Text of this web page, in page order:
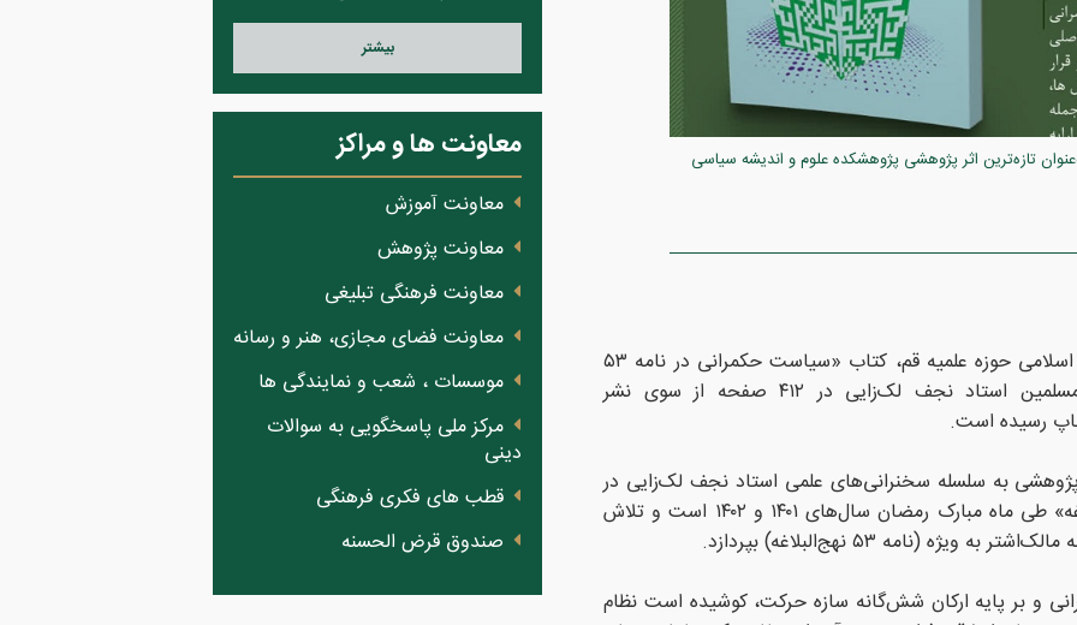
نامه ۵۳ نهج‌البلاغه» به‌عنوان تازه‌ترین اثر پژوهشی پژوهشکده علوم و اندیشه سیاسی
به گزارش روابط عمومی دفتر تبلیغات اسلامی حوزه علمیه قم، کتاب «سیاست حکمرانی در نامه ۵۳
نهج‌البلاغه» نوشته حجت‌الاسلام والمسلمین استاد نجف لک‌زایی در ۴۱۲ صفحه از سوی نشر
رسیده است.
به سلسله‌ سخنرانی‌های علمی استاد نجف لک‌زایی در
جلسات «حکمرانی در قرآن و نهج‌البلاغه» طی ماه مبارک رمضان سال‌های ۱۴۰۱ و ۱۴۰۲ است و تلاش
(نامه ۵۳ نهج‌البلاغه) بپردازد.
و بر پایه ارکان شش‌گانه‌ سازه‌ حرکت، کوشیده است نظام
بيشتر
معاونت ها و مراکز
معاونت آموزش
معاونت پژوهش
معاونت فرهنگی تبلیغی
معاونت فضای مجازی، هنر و رسانه
موسسات ، شعب و نمایندگی ها
مرکز ملی پاسخگویی به سوالات
دینی
قطب های فکری فرهنگی
صندوق قرض الحسنه